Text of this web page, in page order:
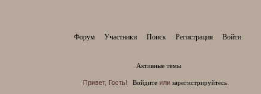
Форум Участники Поиск Регистрация Войти
Активные темы
Привет, Гость! Войдитеили зарегистрируйтесь.